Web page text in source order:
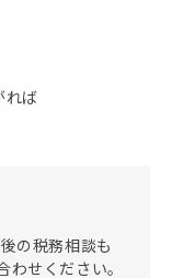
れば
の税務相談も
せください。